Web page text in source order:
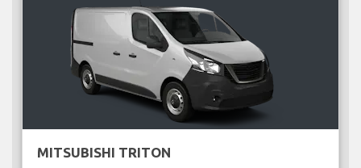
MITSUBISHI TRITON